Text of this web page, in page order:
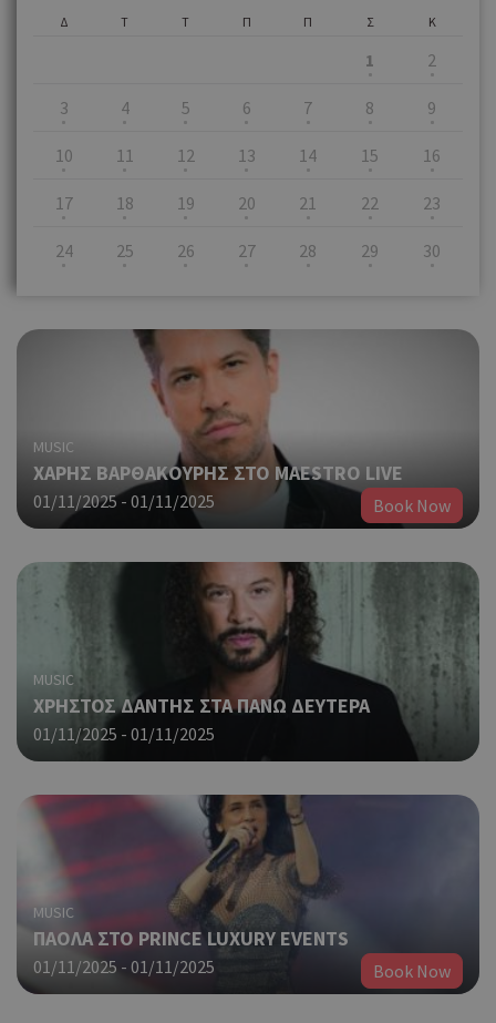
Δ Τ Τ Π Π Σ
1
Κ
2
3 4 5 6 7 8 9
10 11 12 13 14 15 16
17 18 19 20 21 22 23
24 25 26 27 28 29 30
MUSIC
ΧΑΡΗΣ ΒΑΡΘΑΚΟΥΡΗΣ ΣΤΟ MAESTRO LIVE
01/11/2025 - 01/11/2025 Book Now
MUSIC
ΧΡΗΣΤΟΣ ΔΑΝΤΗΣ ΣΤΑ ΠΑΝΩ ΔΕΥΤΕΡΑ
01/11/2025 - 01/11/2025
MUSIC
ΠΑΟΛΑ ΣΤΟ PRINCE LUXURY EVENTS
01/11/2025 - 01/11/2025 Book Now